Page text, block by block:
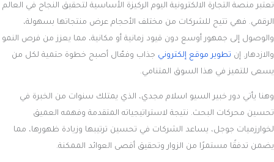
تعتبر منصة التجارة الالكترونية اليوم الركيزة الأساسية لتحقيق النجاح في العالم
الرقمي. فهي تتيح للشركات من مختلف الأحجام عرض منتجاتها بسهولة،
والوصول إلى جمهور أوسع دون قيود زمانية أو مكانية، مما يعزز من فرص النمو
والازدهار. إن تطوير موقع إلكتروني جذاب وفعّال أصبح خطوة حتمية لكل من
يسعى للتميز في هذا السوق المتنامي.
وهنا يأتي دور خبير السيو اسلام مجدي، الذي يمتلك سنوات من الخبرة في
تحسين محركات البحث. نتيجة لاستراتيجياته المتقدمة وفهمه العميق
لخوارزميات جوجل، يساعد الشركات في تحسين ترتيبها وزيادة ظهورها، مما
يضمن تدفقًا مستمرًا من الزوار وتحقيق أقصى العوائد الممكنة.